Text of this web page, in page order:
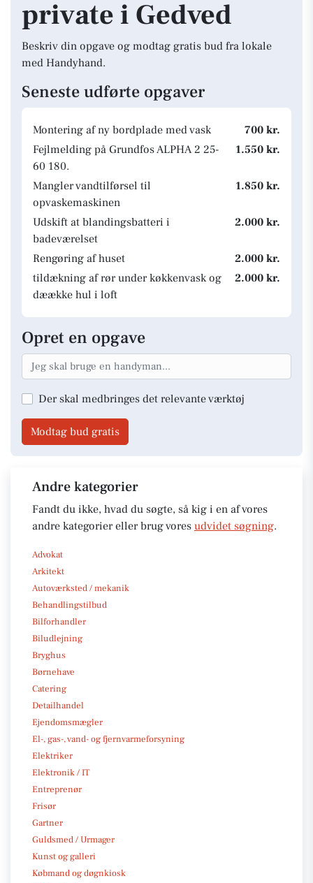
private i Gedved
Beskriv din opgave og modtag gratis bud fra lokale
med Handyhand.
Seneste udførte opgaver
Montering af ny bordplade med vask
700 kr.
Fejlmelding på Grundfos ALPHA 2 25-
60 180.
1.550 kr.
Mangler vandtilførsel til
opvaskemaskinen
1.850 kr.
Udskift at blandingsbatteri i
badeværelset
2.000 kr.
Rengøring af huset
2.000 kr.
tildækning af rør under køkkenvask og
dæække hul i loft
2.000 kr.
Opret en opgave
Der skal medbringes det relevante værktøj
Modtag bud gratis
Andre kategorier
Fandt du ikke, hvad du søgte, så kig i en af vores
andre kategorier eller brug vores udvidet søgning.
Advokat
Arkitekt
Autoværksted / mekanik
Behandlingstilbud
Bilforhandler
Biludlejning
Bryghus
Børnehave
Catering
Detailhandel
Ejendomsmægler
El-, gas-, vand- og fjernvarmeforsyning
Elektriker
Elektronik / IT
Entreprenør
Frisør
Gartner
Guldsmed / Urmager
Kunst og galleri
Købmand og døgnkiosk